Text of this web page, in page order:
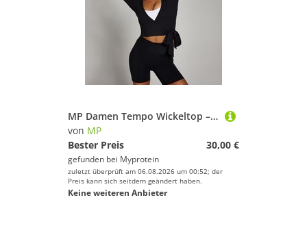
MP Damen Tempo Wickeltop – Schwarz - L
von MP
Bester Preis
30,00 €
gefunden bei Myprotein
zuletzt überprüft am 06.08.2026 um 00:52; der
Preis kann sich seitdem geändert haben.
Keine weiteren Anbieter